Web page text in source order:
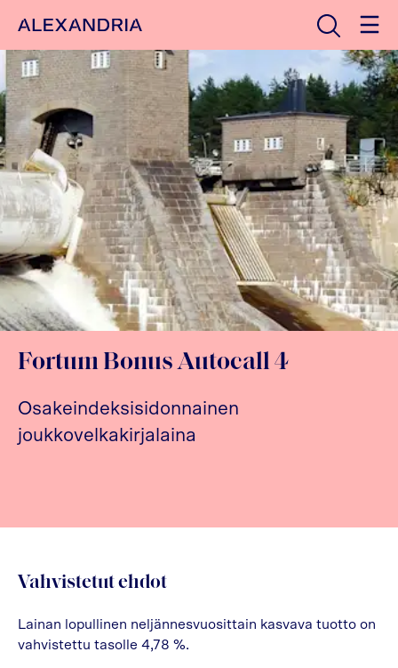
Etusivulle Avaa haku
Fortum Bonus Autocall 4
Osakeindeksisidonnainen
joukkovelkakirjalaina
Vahvistetut ehdot
Lainan lopullinen neljännesvuosittain kasvava tuotto on
vahvistettu tasolle 4,78 %.